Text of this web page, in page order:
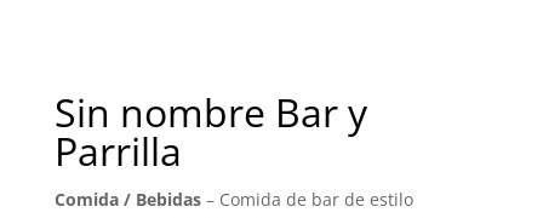
Sin nombre Bar y
Parrilla
Comida / Bebidas– Comida de bar de estilo